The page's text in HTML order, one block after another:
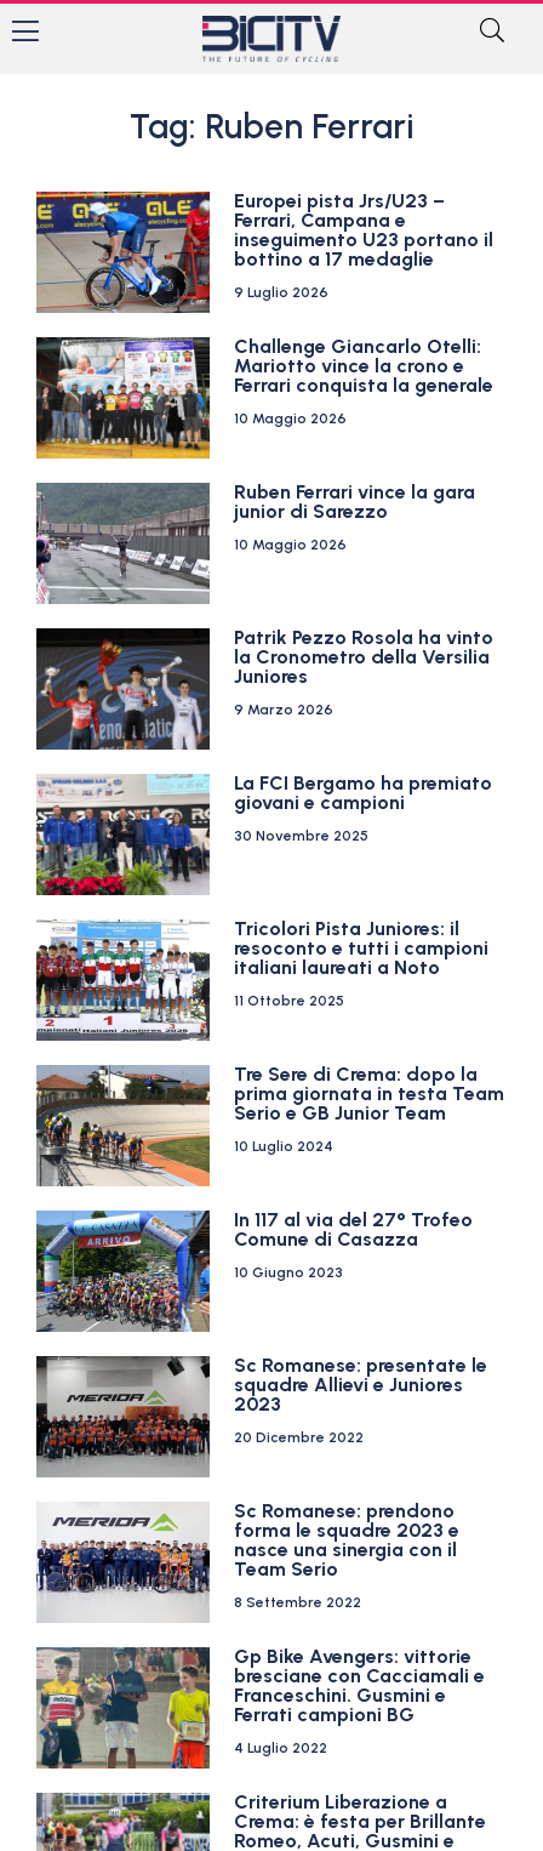
Tag: Ruben Ferrari
Europei pista Jrs/U23 –
Ferrari, Campana e
inseguimento U23 portano il
bottino a 17 medaglie
9 Luglio 2026
Challenge Giancarlo Otelli:
Mariotto vince la crono e
Ferrari conquista la generale
10 Maggio 2026
Ruben Ferrari vince la gara
junior di Sarezzo
10 Maggio 2026
Patrik Pezzo Rosola ha vinto
la Cronometro della Versilia
Juniores
9 Marzo 2026
La FCI Bergamo ha premiato
giovani e campioni
30 Novembre 2025
Tricolori Pista Juniores: il
resoconto e tutti i campioni
italiani laureati a Noto
11 Ottobre 2025
Tre Sere di Crema: dopo la
prima giornata in testa Team
Serio e GB Junior Team
10 Luglio 2024
In 117 al via del 27° Trofeo
Comune di Casazza
10 Giugno 2023
Sc Romanese: presentate le
squadre Allievi e Juniores
2023
20 Dicembre 2022
Sc Romanese: prendono
forma le squadre 2023 e
nasce una sinergia con il
Team Serio
8 Settembre 2022
Gp Bike Avengers: vittorie
bresciane con Cacciamali e
Franceschini. Gusmini e
Ferrati campioni BG
4 Luglio 2022
Criterium Liberazione a
Crema: è festa per Brillante
Romeo, Acuti, Gusmini e